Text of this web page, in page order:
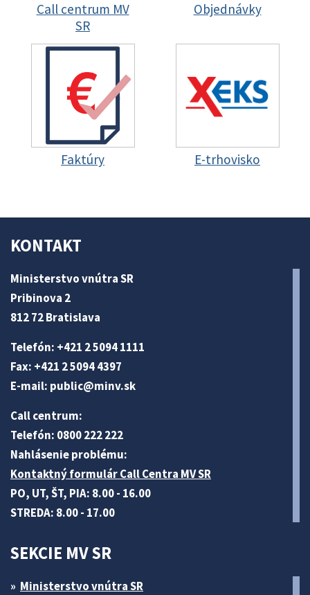
Call centrum MV
SR
Objednávky
Faktúry E-trhovisko
KONTAKT
Ministerstvo vnútra SR
Pribinova 2
812 72 Bratislava
Telefón: +421 2 5094 1111
Fax: +421 2 5094 4397
E-mail: public@minv.sk
Call centrum:
Telefón: 0800 222 222
Nahlásenie problému:
Kontaktný formulár Call Centra MV SR
PO, UT, ŠT, PIA: 8.00 - 16.00
STREDA: 8.00 - 17.00
SEKCIE MV SR
Ministerstvo vnútra SR